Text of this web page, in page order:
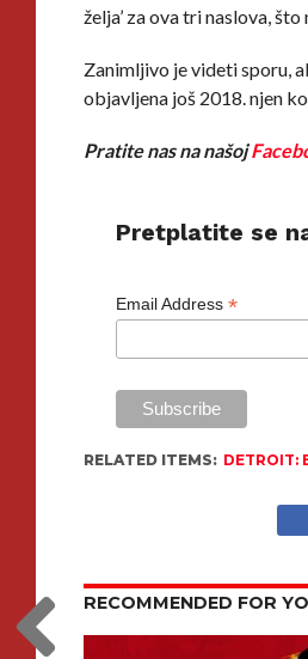
želja’ za ova tri naslova,
Zanimljivo je videti sporu,
objavljena još 2018. njen
Pratite nas na našoj
Pretplatite se
Email Address*
RELATED ITEMS: DETROIT:
RECOMMENDED FOR